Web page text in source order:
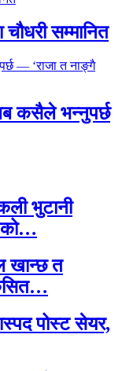
सम्मानित
कसैले भन्नुपर्छ
भुटानी
खान्छ त
पोस्ट सेयर,